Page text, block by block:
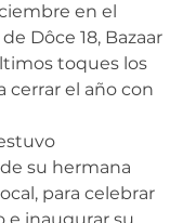
en el
Dôce 18, Bazaar
toques los
cerrar el año con
su hermana
para celebrar